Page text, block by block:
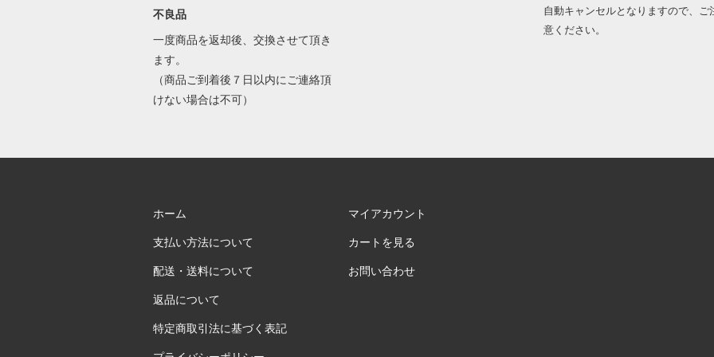
不良品
一度商品を返却後、交換させて頂き
ます。
（商品ご到着後７日以内にご連絡頂
けない場合は不可）
自動キャンセルとなりますので、ご
意ください。
ホーム
支払い方法について
配送・送料について
返品について
特定商取引法に基づく表記
マイアカウント
カートを見る
お問い合わせ